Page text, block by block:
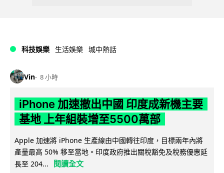
科技娛樂 生活娛樂 城中熱話
Vin 8 小時
iPhone 加速撤出中國 印度成新機主要
基地 上年組裝增至5500萬部
Apple 加速將 iPhone 生產線由中國轉往印度，目標兩年內將
產量最高 50% 移至當地。印度政府推出關稅豁免及稅務優惠延
長至 204...
閱讀全文